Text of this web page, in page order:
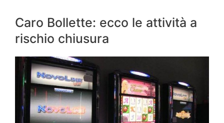
Caro Bollette: ecco le attività a
rischio chiusura